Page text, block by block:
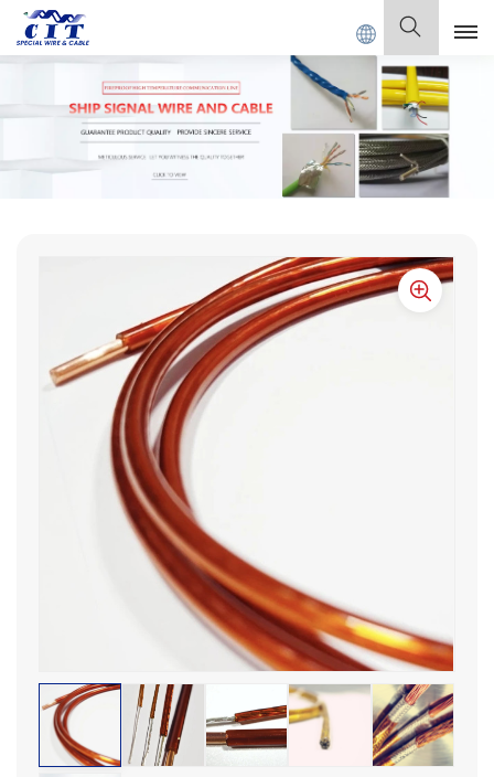
CABLE Co., Ltd. Deutsch
English
Français
Italiano
Polski